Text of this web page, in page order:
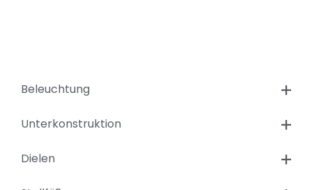
Beleuchtung
Unterkonstruktion
Dielen